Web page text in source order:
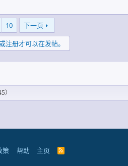
10
下一页
注册才可以在发帖。
策 帮助 主页
R